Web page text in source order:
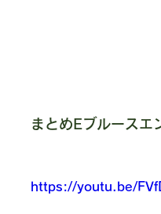
まとめEブルースエ
https://youtu.be/